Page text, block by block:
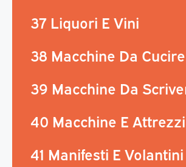
37 Liquori E Vini
38 Macchine Da Cucire
39 Macchine Da
40 Macchine E
41 Manifesti E Volantini